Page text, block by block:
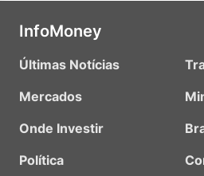
InfoMoney
Últimas Notícias
Mercados
Onde Investir
Política